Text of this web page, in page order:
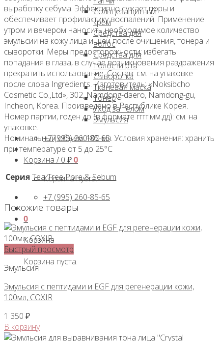
Солнцезащитный
крем
Средства для
волос
Средства для
полости рта
Сыворотка
Тканевая маска
Тонер
Уход за телом
Эмульсия
+7 (995) 260-85-65
Корзина / 0 ₽0
Корзина пуста.
+7 (995) 260-85-65
0
Корзина
Корзина пуста.
выработку себума. Эффективно сужает поры и
обеспечивает профилактику воспалений. Применение:
утром и вечером наносить необходимое количество
эмульсии на кожу лица и шеи после очищения, тонера и
сыворотки. Меры предосторожности: избегать
попадания в глаза, в случае возникновения раздражения
прекратить использование. Состав: см. на упаковке
после слова Ingredients. Изготовитель: «Noksibcho
Cosmetic Co.,Ltd», 302, Namdong-daero, Namdong-gu,
Incheon, Korea. Произведено в Республике Корея.
Номер партии, годен до (в формате гггг.мм.дд): см. на
упаковке.
Номинальный объем: 100 мл. Условия хранения: хранить
при температуре от 5 до 25°С
СерияTea Tree Pore & Sebum
Похожие товары
Быстрый просмотр
Эмульсия
Эмульсия с пептидами и EGF для регенерации кожи,
100мл, COXIR
1 350 ₽
В корзину